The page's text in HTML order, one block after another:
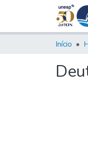
Início